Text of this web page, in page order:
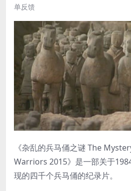
单反馈
《杂乱的兵马俑之谜 The
Warriors 2015》是一部关于
现的四千个兵马俑的纪录片。